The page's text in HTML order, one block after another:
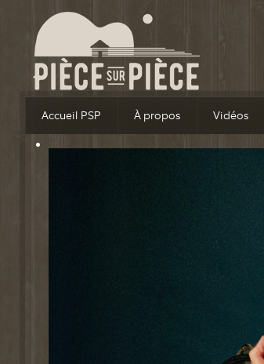
Accueil PSP À propos Vidéos